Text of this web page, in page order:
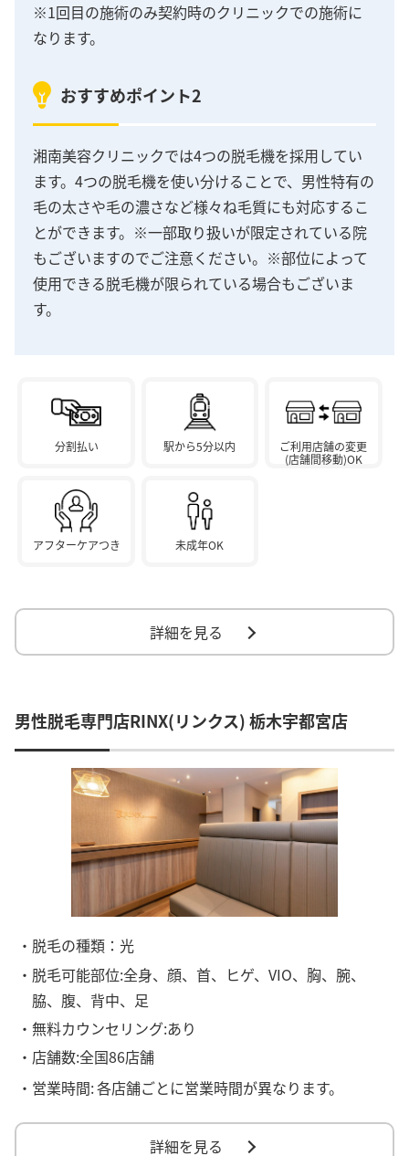
※1回目の施術のみ契約時のクリニックでの施術に
なります。
おすすめポイント2
湘南美容クリニックでは4つの脱毛機を採用してい
ます。4つの脱毛機を使い分けることで、男性特有の
毛の太さや毛の濃さなど様々ね毛質にも対応するこ
とができます。※一部取り扱いが限定されている院
もございますのでご注意ください。※部位によって
使用できる脱毛機が限られている場合もございま
す。
分割払い 駅から5分以内
ご利用店舗の変更
(店舗間移動)OK
アフターケアつき 未成年OK
詳細を見る
男性脱毛専門店RINX(リンクス) 栃木宇都宮店
・脱毛の種類：光
・脱毛可能部位:全身、顔、首、ヒゲ、VIO、胸、腕、
脇、腹、背中、足
・無料カウンセリング:あり
・店舗数:全国86店舗
・営業時間:各店舗ごとに営業時間が異なります。
詳細を見る